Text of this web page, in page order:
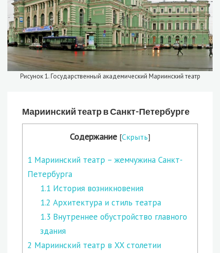
Рисунок 1. Государственный академический Мариинский театр
Мариинский театр в Санкт-Петербурге
Содержание [Скрыть]
1 Мариинский театр – жемчужина Санкт-
Петербурга
1.1 История возникновения
1.2 Архитектура и стиль театра
1.3 Внутреннее обустройство главного
здания
2 Мариинский театр в XX столетии